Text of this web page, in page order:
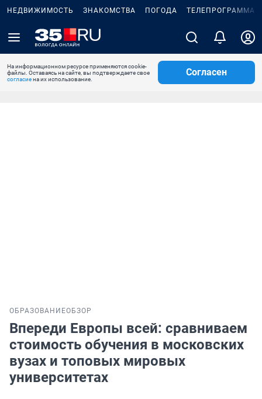
НЕДВИЖИМОСТЬ ЗНАКОМСТВА ПОГОДА ТЕЛЕПРОГРАММА
На информационном ресурсе применяются cookie-
файлы. Оставаясь на сайте, вы подтверждаете свое
согласиена их использование.
Согласен
ОБРАЗОВАНИЕОБЗОР
Впереди Европы всей: сравниваем
стоимость обучения в московских
вузах и топовых мировых
университетах